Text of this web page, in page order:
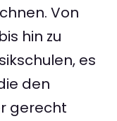
Von
hin zu
es
den
gerecht